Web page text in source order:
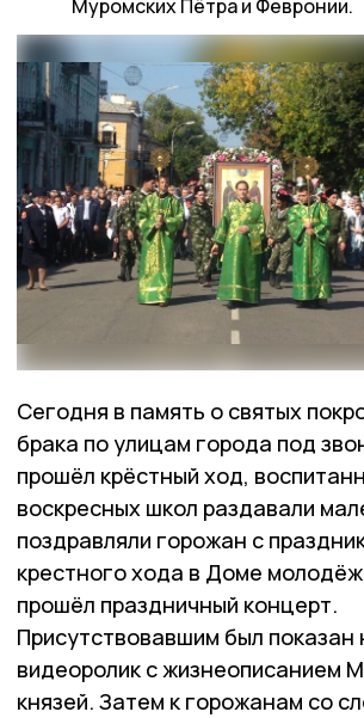
Муромских Пётра и Февронии.
Сегодня в память о святых
брака по улицам города под
прошёл крёстный ход,
воскресных школ раздавали
поздравляли горожан с
крестного хода в Доме
прошёл праздничный концерт.
Присутствовавшим был
видеоролик с жизнеописанием
князей. Затем к горожанам со